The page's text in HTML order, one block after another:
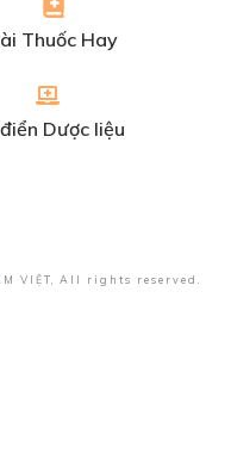
Thuốc Hay
Dược liệu
VIỆT , All rights reserved.